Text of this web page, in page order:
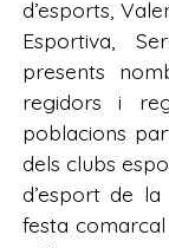
d’esports,
Esportiva,
presents
regidors i
poblacions
dels clubs
d’esport de
festa